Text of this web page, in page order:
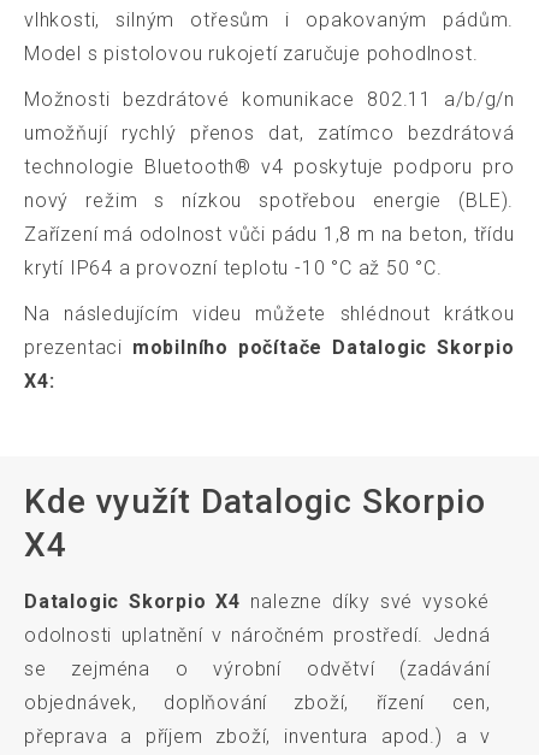
vlhkosti, silným otřesům i opakovaným pádům.
Model s pistolovou rukojetí zaručuje pohodlnost.
Možnosti bezdrátové komunikace 802.11 a/b/g/n
umožňují rychlý přenos dat, zatímco bezdrátová
technologie Bluetooth® v4 poskytuje podporu pro
nový režim s nízkou spotřebou energie (BLE).
Zařízení má odolnost vůči pádu 1,8 m na beton, třídu
krytí IP64 a provozní teplotu -10 °C až 50 °C.
Na následujícím videu můžete shlédnout krátkou
prezentaci mobilního počítače Datalogic Skorpio
X4:
Kde využít Datalogic Skorpio
X4
Datalogic Skorpio X4 nalezne díky své vysoké
odolnosti uplatnění v náročném prostředí. Jedná
se zejména o výrobní odvětví (zadávání
objednávek, doplňování zboží, řízení cen,
přeprava a příjem zboží, inventura apod.) a v